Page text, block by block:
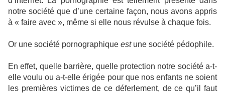
notre société que d’une certaine façon, nous avons appris
à « faire avec », même si elle nous révulse à chaque fois.
Or une société pornographique estune société pédophile.
En effet, quelle barrière, quelle protection notre société a-t-
elle voulu ou a-t-elle érigée pour que nos enfants ne soient
les premières victimes de ce déferlement, de ce qu’il faut